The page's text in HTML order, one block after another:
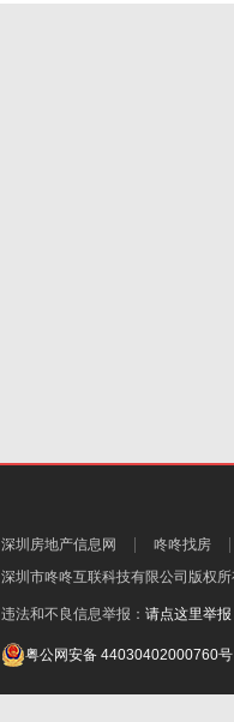
深圳房地产信息网 咚咚找房
深圳市咚咚互联科技有限公司 版权
违法和不良信息举报： 请点这里举报
粤公网安备 44030402000760号